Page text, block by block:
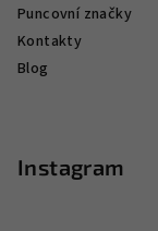
Puncovní značky
Kontakty
Blog
Instagram